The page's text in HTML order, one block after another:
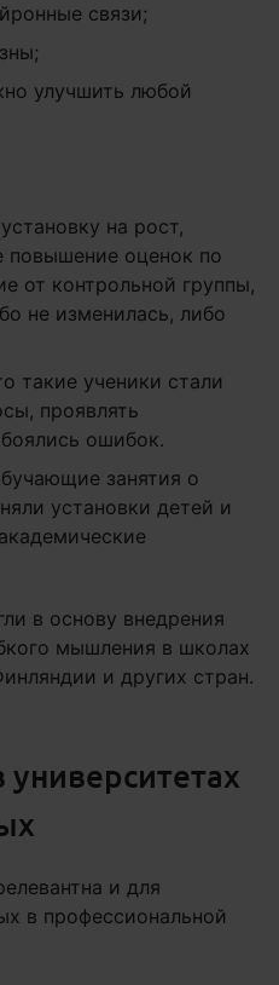
связи;
улучшить любой
на рост,
повышение оценок по
от контрольной группы,
не изменилась, либо
такие ученики стали
проявлять
ошибок.
занятия о
установки детей и
в основу внедрения
мышления в школах
и других стран.
и для
в профессиональной